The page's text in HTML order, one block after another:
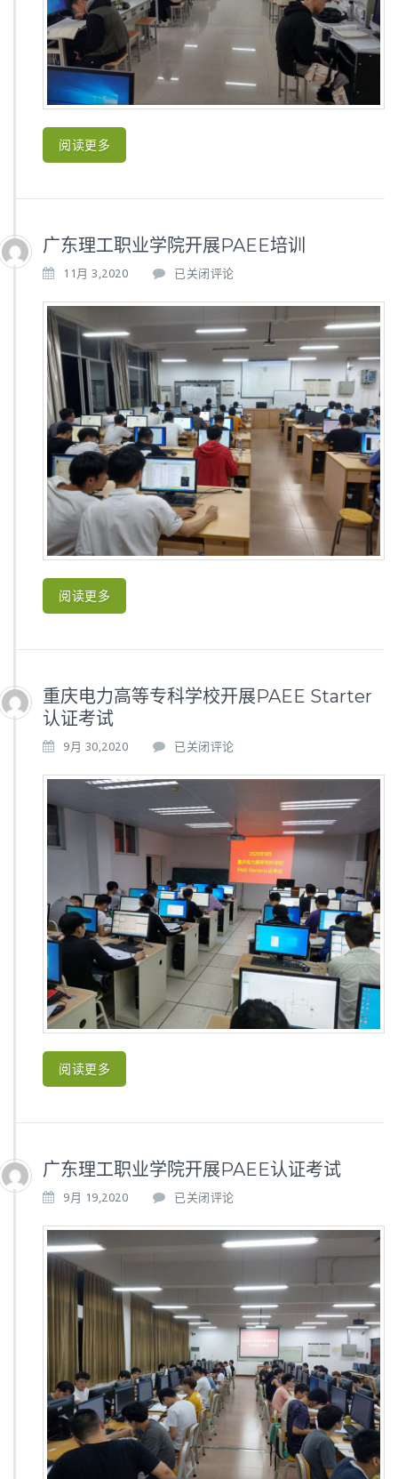
开
P
E
证
阅读更多
广东理工职业学院开展PAEE培训
11月 3,2020
广
理
工
职
业
学
院
开
展
P
A
E
E
培
训
已关闭评论
阅读更多
重庆电力高等专科学校开展PAEE Starter
认证考试
9月 30,2020
重
电
高
科
学
校
开
展
A
E
S
e
证
考
试
已关闭评论
阅读更多
广东理工职业学院开展PAEE认证考试
9月 19,2020
广
理
业
学
院
开
展
P
A
E
E
认
证
已关闭评论